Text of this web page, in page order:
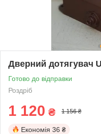
Дверний дотягувач
Готово до відправки
Роздріб
1 120 ₴ 1 156 ₴
Економія 36 ₴